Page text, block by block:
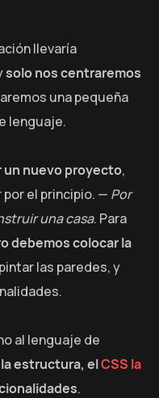
llevaría
solo nos centraremos
una pequeña
lenguaje.
un nuevo proyecto,
el principio. — Por
una casa. Para
debemos colocar la
las paredes, y
al lenguaje de
estructura, elCSS la
.